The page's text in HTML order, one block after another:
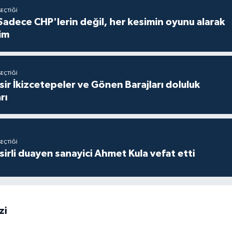
CHP'lerin değil, her kesimin oyunu alarak
İkizcetepeler ve Gönen Barajları doluluk
duayen sanayici Ahmet Kula vefat etti